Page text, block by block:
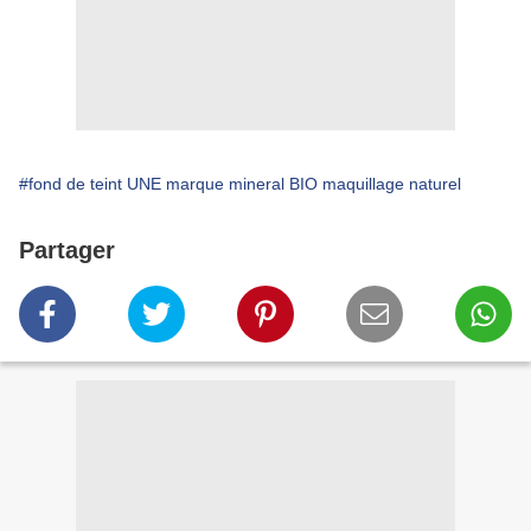
#fond de teint UNE marque mineral BIO maquillage naturel
Partager